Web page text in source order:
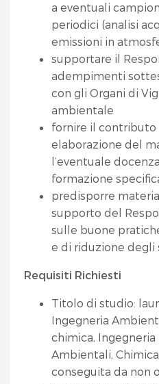
a eventuali
periodici (analisi
emissioni in
supportare il
adempimenti
con gli Organi di
ambientale
fornire il contributo
elaborazione del
l’eventuale
formazione
predisporre
supporto del
sulle buone
e di riduzione degli
Requisiti Richiesti
Titolo di studio:
Ingegneria
chimica,
Ambientali,
conseguita da non